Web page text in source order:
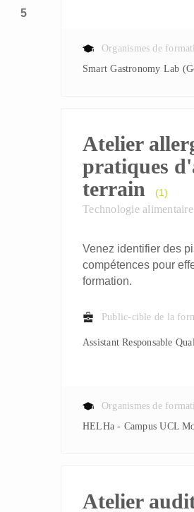
5
Organismes de
Smart Gastronomy Lab
Atelier
pratiques
terrain
(1)
Technologie alimentaire
Venez identifier des
compétences pour
formation.
Public-cible de la
Assistant Responsable
Organismes de
HELHa - Campus UCL
Atelier